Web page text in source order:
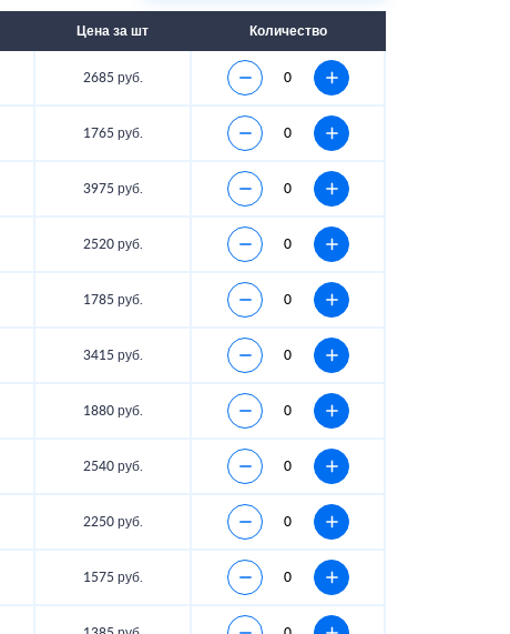
Цена за шт Количество
2685 руб.
1765 руб.
3975 руб.
2520 руб.
1785 руб.
3415 руб.
1880 руб.
2540 руб.
2250 руб.
1575 руб.